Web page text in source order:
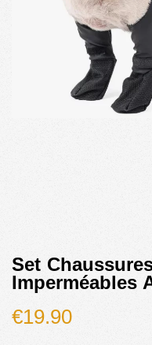
Set
Imperméables
€19.90